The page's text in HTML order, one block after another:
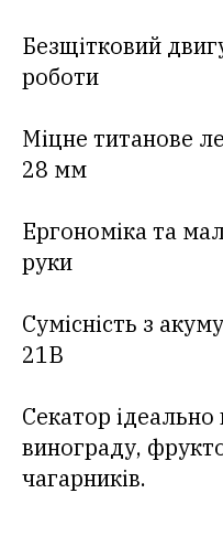
Безщітковий
роботи
Міцне титанове
28 мм
Ергономіка та
руки
Сумісність з
21В
Секатор ідеально
винограду,
чагарників.